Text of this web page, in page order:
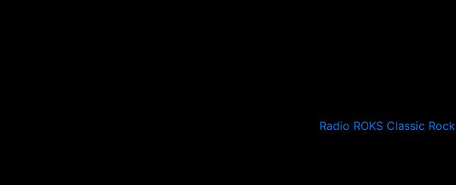
Radio ROKS Classic Rock